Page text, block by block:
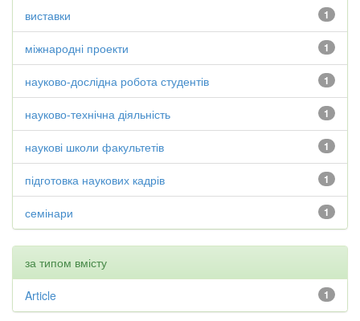
1
виставки
1
міжнародні проекти
1
науково-дослідна робота студентів
1
науково-технічна діяльність
1
наукові школи факультетів
1
підготовка наукових кадрів
1
семінари
за типом вмісту
1
Article